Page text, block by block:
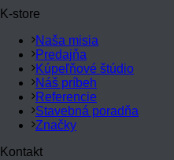
K-store
Naša misia
Predajňa
Kúpeľňové štúdio
Náš príbeh
Referencie
Stavebná poradňa
Značky
Kontakt